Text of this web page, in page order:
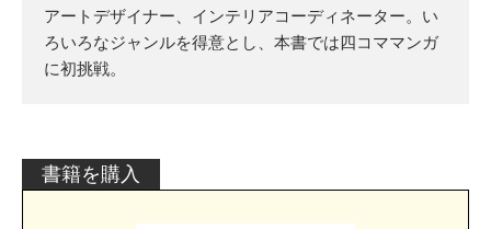
アートデザイナー、インテリアコーディネーター。い
ろいろなジャンルを得意とし、本書では四コママンガ
に初挑戦。
書籍を購入